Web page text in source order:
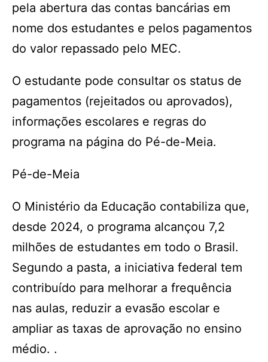
pela abertura das contas bancárias em
nome dos estudantes e pelos pagamentos
do valor repassado pelo MEC.
O estudante pode consultar os status de
pagamentos (rejeitados ou aprovados),
informações escolares e regras do
programa na página do Pé-de-Meia.
Pé-de-Meia
O Ministério da Educação contabiliza que,
desde 2024, o programa alcançou 7,2
milhões de estudantes em todo o Brasil.
Segundo a pasta, a iniciativa federal tem
contribuído para melhorar a frequência
nas aulas, reduzir a evasão escolar e
ampliar as taxas de aprovação no ensino
médio. .